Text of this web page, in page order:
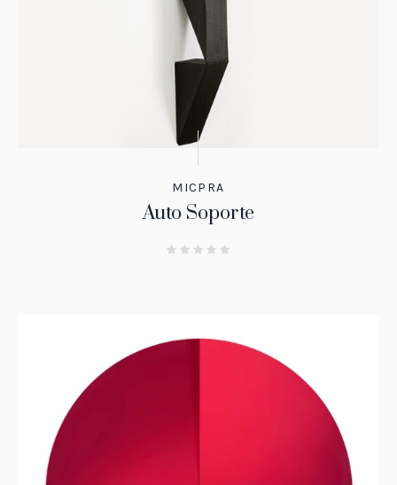
MICPRA
Auto Soporte